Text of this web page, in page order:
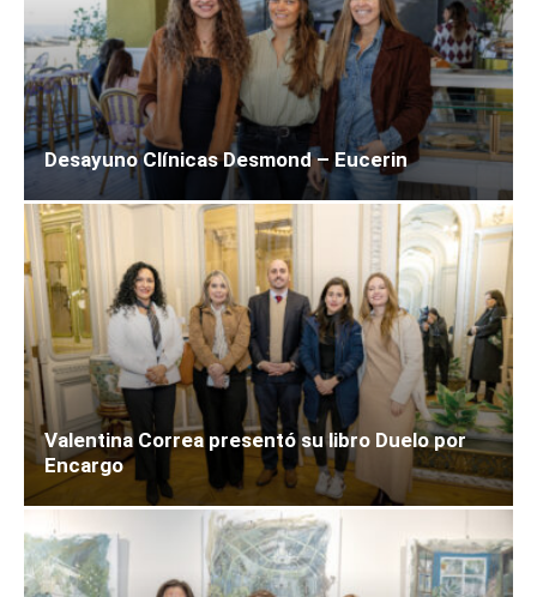
Desayuno Clínicas Desmond – Eucerin
Valentina Correa presentó su libro Duelo por
Encargo